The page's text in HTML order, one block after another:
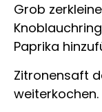
Grob
Paprika
Zitronensaft
weiterkochen.